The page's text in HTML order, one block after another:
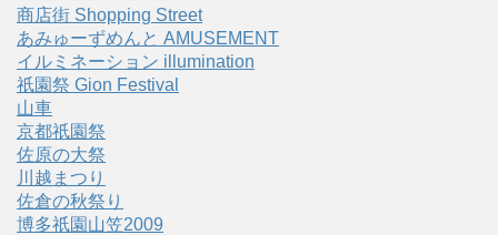
商店街 Shopping Street
あみゅーずめんと AMUSEMENT
イルミネーション illumination
祇園祭 Gion Festival
山車
京都祇園祭
佐原の大祭
川越まつり
佐倉の秋祭り
博多祇園山笠2009